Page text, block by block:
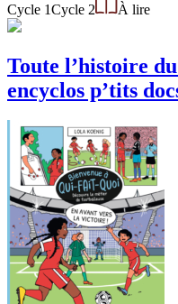
Cycle 1Cycle 2 À lire
Toute l’histoire
encyclos p’tits